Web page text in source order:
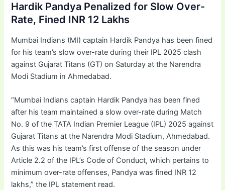
Hardik Pandya Penalized for Slow Over-
Rate, Fined INR 12 Lakhs
Mumbai Indians (MI) captain Hardik Pandya has been fined
for his team’s slow over-rate during their IPL 2025 clash
against Gujarat Titans (GT) on Saturday at the Narendra
Modi Stadium in Ahmedabad.
“Mumbai Indians captain Hardik Pandya has been fined
after his team maintained a slow over-rate during Match
No. 9 of the TATA Indian Premier League (IPL) 2025 against
Gujarat Titans at the Narendra Modi Stadium, Ahmedabad.
As this was his team’s first offense of the season under
Article 2.2 of the IPL’s Code of Conduct, which pertains to
minimum over-rate offenses, Pandya was fined INR 12
lakhs,” the IPL statement read.